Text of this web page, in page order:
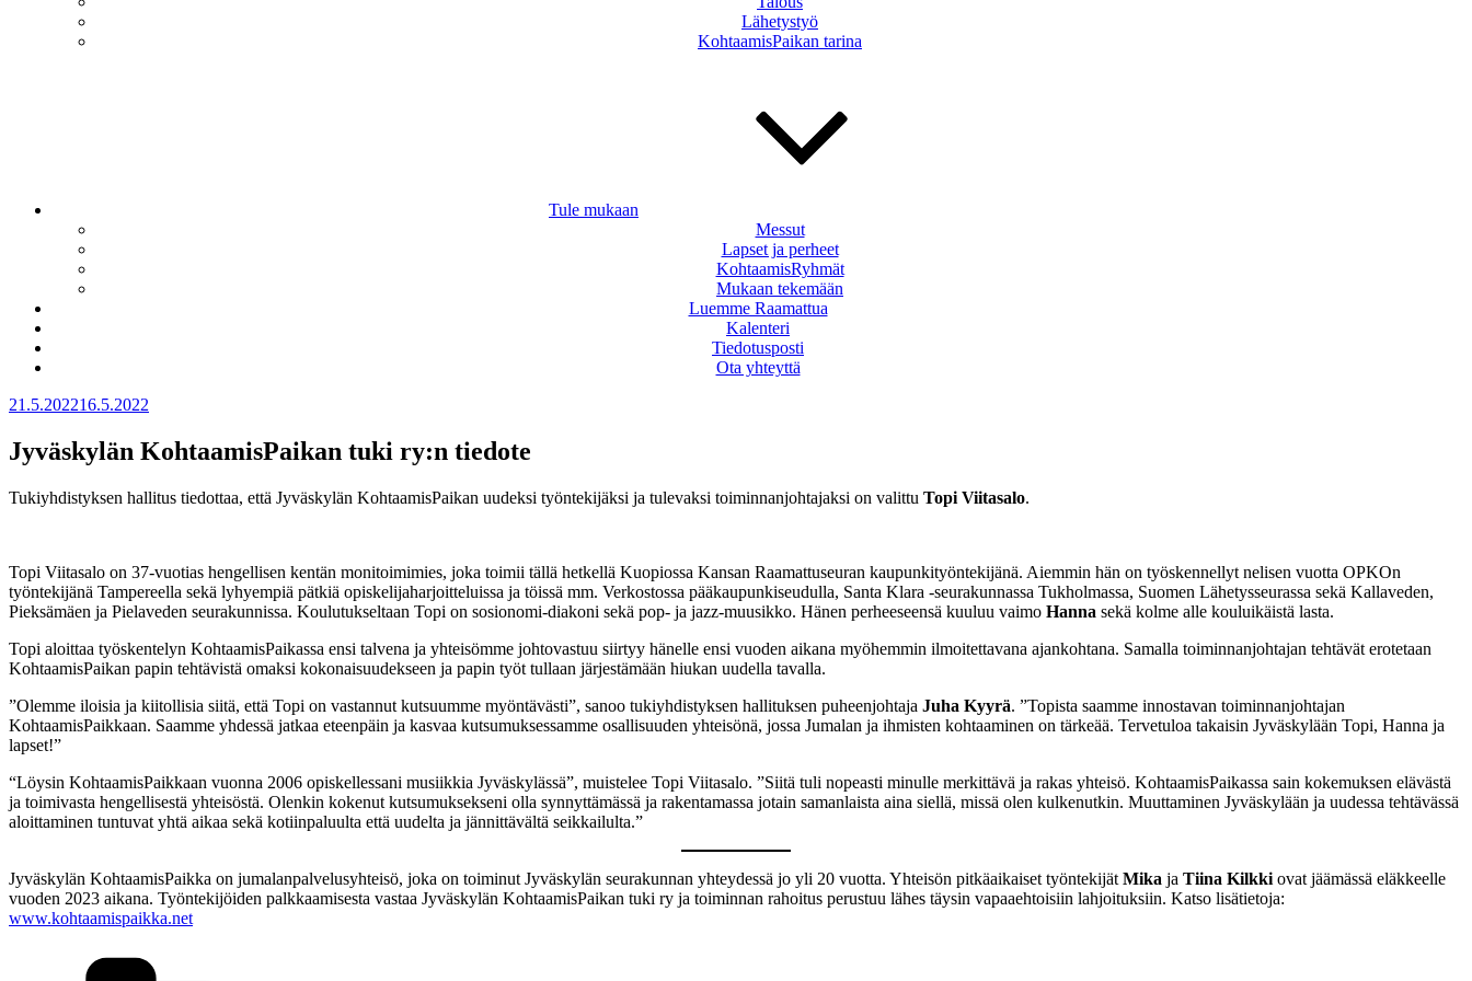
Lähetystyö
KohtaamisPaikan tarina
Tule mukaan
Messut
Lapset ja perheet
KohtaamisRyhmät
Mukaan tekemään
Luemme Raamattua
Kalenteri
Tiedotusposti
Ota yhteyttä
Julkaistu
21.5.202216.5.2022
Jyväskylän KohtaamisPaikan tuki ry:n tiedote
Tukiyhdistyksen hallitus tiedottaa, että Jyväskylän KohtaamisPaikan uudeksi työntekijäksi ja tulevaksi toiminnanjohtajaksi on valittu Topi Viitasalo.
Topi Viitasalo on 37-vuotias hengellisen kentän monitoimimies, joka toimii tällä hetkellä Kuopiossa Kansan Raamattuseuran kaupunkityöntekijänä. Aiemmin hän on työskennellyt nelisen vuotta OPKOn
työntekijänä Tampereella sekä lyhyempiä pätkiä opiskelijaharjoitteluissa ja töissä mm. Verkostossa pääkaupunkiseudulla, Santa Klara -seurakunnassa Tukholmassa, Suomen Lähetysseurassa sekä Kallaveden,
Pieksämäen ja Pielaveden seurakunnissa. Koulutukseltaan Topi on sosionomi-diakoni sekä pop- ja jazz-muusikko. Hänen perheeseensä kuuluu vaimo Hanna sekä kolme alle kouluikäistä lasta.
Topi aloittaa työskentelyn KohtaamisPaikassa ensi talvena ja yhteisömme johtovastuu siirtyy hänelle ensi vuoden aikana myöhemmin ilmoitettavana ajankohtana. Samalla toiminnanjohtajan tehtävät erotetaan
KohtaamisPaikan papin tehtävistä omaksi kokonaisuudekseen ja papin työt tullaan järjestämään hiukan uudella tavalla.
”Olemme iloisia ja kiitollisia siitä, että Topi on vastannut kutsuumme myöntävästi”, sanoo tukiyhdistyksen hallituksen puheenjohtaja Juha Kyyrä. ”Topista saamme innostavan toiminnanjohtajan
KohtaamisPaikkaan. Saamme yhdessä jatkaa eteenpäin ja kasvaa kutsumuksessamme osallisuuden yhteisönä, jossa Jumalan ja ihmisten kohtaaminen on tärkeää. Tervetuloa takaisin Jyväskylään Topi, Hanna ja
lapset!”
“Löysin KohtaamisPaikkaan vuonna 2006 opiskellessani musiikkia Jyväskylässä”, muistelee Topi Viitasalo. ”Siitä tuli nopeasti minulle merkittävä ja rakas yhteisö. KohtaamisPaikassa sain kokemuksen elävästä
ja toimivasta hengellisestä yhteisöstä. Olenkin kokenut kutsumuksekseni olla synnyttämässä ja rakentamassa jotain samanlaista aina siellä, missä olen kulkenutkin. Muuttaminen Jyväskylään ja uudessa tehtävässä
aloittaminen tuntuvat yhtä aikaa sekä kotiinpaluulta että uudelta ja jännittävältä seikkailulta.”
Jyväskylän KohtaamisPaikka on jumalanpalvelusyhteisö, joka on toiminut Jyväskylän seurakunnan yhteydessä jo yli 20 vuotta. Yhteisön pitkäaikaiset työntekijät Mika ja Tiina Kilkki ovat jäämässä eläkkeelle
vuoden 2023 aikana. Työntekijöiden palkkaamisesta vastaa Jyväskylän KohtaamisPaikan tuki ry ja toiminnan rahoitus perustuu lähes täysin vapaaehtoisiin lahjoituksiin. Katso lisätietoja:
www.kohtaamispaikka.net